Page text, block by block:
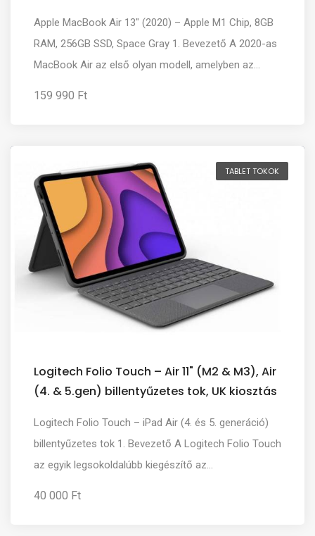
Apple MacBook Air 13" (2020) – Apple M1 Chip, 8GB
RAM, 256GB SSD, Space Gray 1. Bevezető A 2020-as
MacBook Air az első olyan modell, amelyben az...
159 990 Ft
TABLET TOKOK
Logitech Folio Touch – Air 11" (M2 & M3), Air
(4. & 5.gen) billentyűzetes tok, UK kiosztás
Logitech Folio Touch – iPad Air (4. és 5. generáció)
billentyűzetes tok 1. Bevezető A Logitech Folio Touch
az egyik legsokoldalúbb kiegészítő az...
40 000 Ft